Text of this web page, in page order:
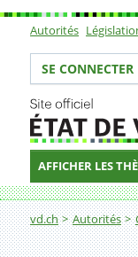
Sous-
Autorités
Votre
SE CONNECTER
AFFICHER LES
Fil
vd.ch Autorités